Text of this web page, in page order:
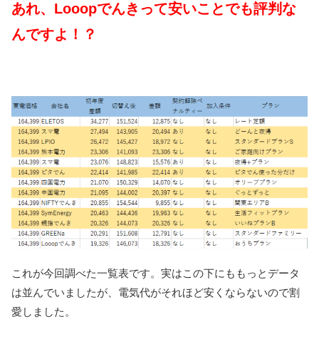
あれ、Looopでんきって安いことでも評判な
んですよ！？
これが今回調べた一覧表です。実はこの下にももっとデータ
は並んでいましたが、電気代がそれほど安くならないので割
愛しました。